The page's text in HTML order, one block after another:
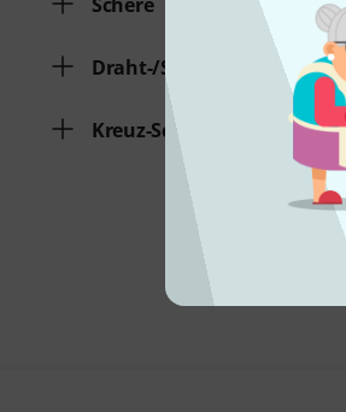
Draht-/Saitenschneider
Kreuz-Schraubendreher